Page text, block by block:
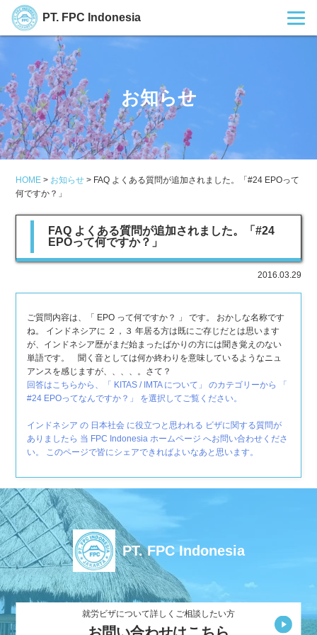
PT. FPC Indonesia
お知らせ
HOME > お知らせ > FAQ よくある質問が追加されました。「#24 EPOって
何ですか？」
FAQ よくある質問が追加されました。「#24
EPOって何ですか？」
2016.03.29
ご質問内容は、「 EPO って何ですか？ 」 です。 おかしな名称です
ね。 インドネシアに ２，３ 年居る方は既にご存じだとは思います
が、インドネシア歴がまだ始まったばかりの方には聞き覚えのない
単語です。 聞く音としては何か終わりを意味しているようなニュ
アンスを感じますが、、、、。さて？
回答はこちらから、「 KITAS / IMTA について」 のカテゴリーから 「
#24 EPOってなんですか？」 を選択してご覧ください。
インドネシア の 日本社会 に役立つと思われる ビザに関する質問が
ありましたら 当 FPC Indonesia ホームページ へお問い合わせくださ
い。 このページで皆にシェアできればよいなあと思います。
PT. FPC Indonesia
就労ビザについて詳しくご相談したい方